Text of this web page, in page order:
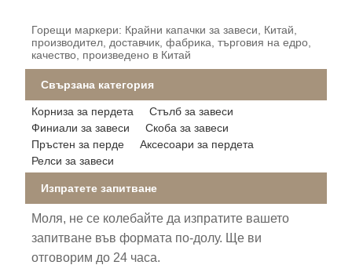
Горещи маркери: Крайни капачки за завеси, Китай,
производител, доставчик, фабрика, търговия на едро,
качество, произведено в Китай
Свързана категория
Корниза за пердета
Стълб за завеси
Финиали за завеси
Скоба за завеси
Пръстен за перде
Аксесоари за пердета
Релси за завеси
Изпратете запитване
Моля, не се колебайте да изпратите вашето
запитване във формата по-долу. Ще ви
отговорим до 24 часа.